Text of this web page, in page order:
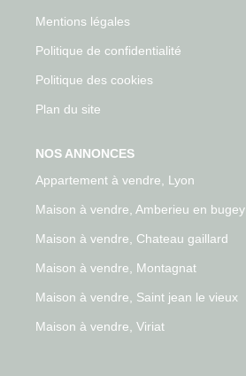
Mentions légales
Politique de confidentialité
Politique des cookies
Plan du site
NOS ANNONCES
Appartement à vendre, Lyon
Maison à vendre, Amberieu en bugey
Maison à vendre, Chateau gaillard
Maison à vendre, Montagnat
Maison à vendre, Saint jean le vieux
Maison à vendre, Viriat